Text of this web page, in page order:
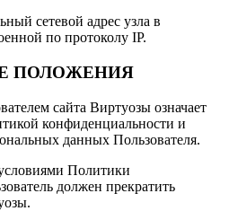
сетевой адрес узла в
по протоколу IP.
ПОЛОЖЕНИЯ
сайта Виртуозы означает
конфиденциальности и
данных Пользователя.
Политики
должен прекратить